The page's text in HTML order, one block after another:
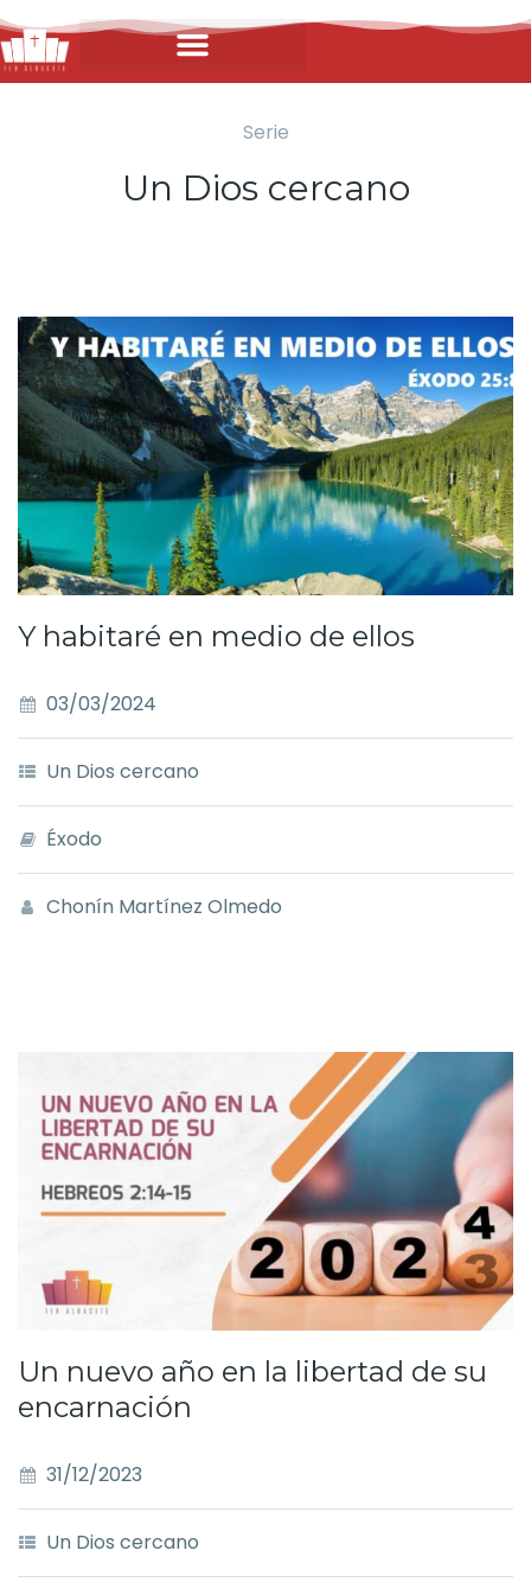
Serie
Un Dios cercano
Y habitaré en medio de ellos
03/03/2024
Un Dios cercano
Éxodo
Chonín Martínez Olmedo
Un nuevo año en la libertad de su
encarnación
31/12/2023
Un Dios cercano